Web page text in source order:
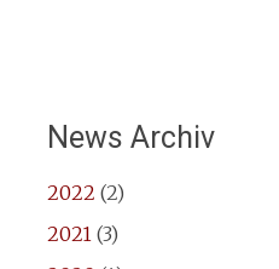
News Archiv
2022 (2)
2021(3)